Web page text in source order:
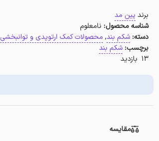
برند پین مد
شناسه محصول: نامعلوم
دسته: شکم بند, محصولات کمک ارتوپدی و توانبخشی
برچسب: شکم بند
13 بازدید
مقایسه